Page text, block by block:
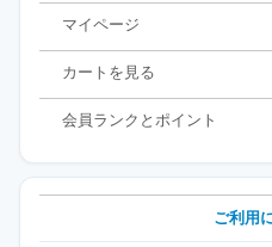
マイページ
カートを見る
会員ランクとポイント
ご利用